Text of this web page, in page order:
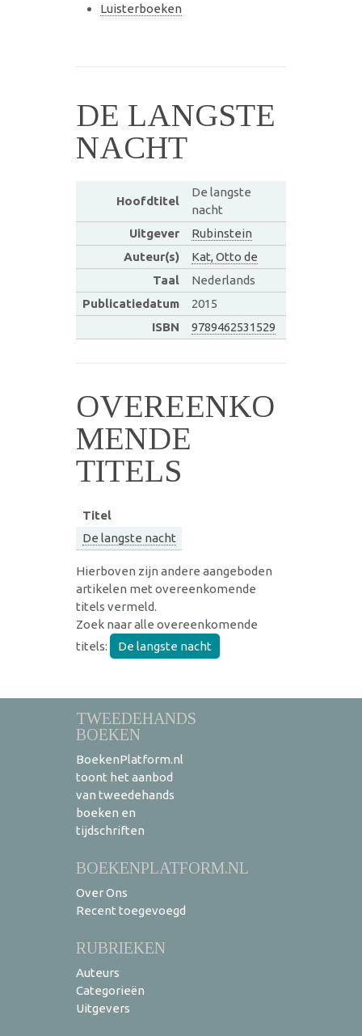
Luisterboeken
DE LANGSTE
NACHT
Hoofdtitel
De langste
nacht
Uitgever
Rubinstein
Auteur(s)
Kat, Otto de
Taal
Nederlands
Publicatiedatum
2015
ISBN
9789462531529
OVEREENKO
MENDE
TITELS
Titel
De langste nacht
Hierboven zijn andere aangeboden
artikelen met overeenkomende
titels vermeld.
Zoek naar alle overeenkomende
titels:
De langste nacht
TWEEDEHANDS
BOEKEN
BoekenPlatform.nl
toont het aanbod
van tweedehands
boeken en
tijdschriften
BOEKENPLATFORM.NL
Over Ons
Recent toegevoegd
RUBRIEKEN
Auteurs
Categorieën
Uitgevers